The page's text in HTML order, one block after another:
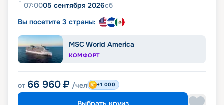
07:0005 сентября 2026сб
Вы посетите 3 страны:
MSC World America
КОМФОРТ
от 66 960 ₽ /чел +1 000